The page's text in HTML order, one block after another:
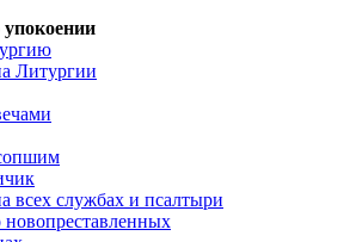
упокоении
Литургии
всех службах и псалтыри